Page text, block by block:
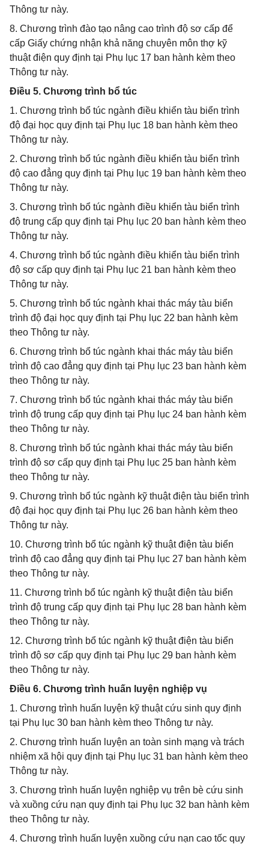
Thông tư này.
8. Chương trình đào tạo nâng cao trình độ sơ cấp để
cấp Giấy chứng nhận khả năng chuyên môn thợ kỹ
thuật điện quy định tại Phụ lục 17 ban hành kèm theo
Thông tư này.
Điều 5. Chương trình bổ túc
1. Chương trình bổ túc ngành điều khiển tàu biển trình
độ đại học quy định tại Phụ lục 18 ban hành kèm theo
Thông tư này.
2. Chương trình bổ túc ngành điều khiển tàu biển trình
độ cao đẳng quy định tại Phụ lục 19 ban hành kèm theo
Thông tư này.
3. Chương trình bổ túc ngành điều khiển tàu biển trình
độ trung cấp quy định tại Phụ lục 20 ban hành kèm theo
Thông tư này.
4. Chương trình bổ túc ngành điều khiển tàu biển trình
độ sơ cấp quy định tại Phụ lục 21 ban hành kèm theo
Thông tư này.
5. Chương trình bổ túc ngành khai thác máy tàu biển
trình độ đại học quy định tại Phụ lục 22 ban hành kèm
theo Thông tư này.
6. Chương trình bổ túc ngành khai thác máy tàu biển
trình độ cao đẳng quy định tại Phụ lục 23 ban hành kèm
theo Thông tư này.
7. Chương trình bổ túc ngành khai thác máy tàu biển
trình độ trung cấp quy định tại Phụ lục 24 ban hành kèm
theo Thông tư này.
8. Chương trình bổ túc ngành khai thác máy tàu biển
trình độ sơ cấp quy định tại Phụ lục 25 ban hành kèm
theo Thông tư này.
9. Chương trình bổ túc ngành kỹ thuật điện tàu biển trình
độ đại học quy định tại Phụ lục 26 ban hành kèm theo
Thông tư này.
10. Chương trình bổ túc ngành kỹ thuật điện tàu biển
trình độ cao đẳng quy định tại Phụ lục 27 ban hành kèm
theo Thông tư này.
11. Chương trình bổ túc ngành kỹ thuật điện tàu biển
trình độ trung cấp quy định tại Phụ lục 28 ban hành kèm
theo Thông tư này.
12. Chương trình bổ túc ngành kỹ thuật điện tàu biển
trình độ sơ cấp quy định tại Phụ lục 29 ban hành kèm
theo Thông tư này.
Điều 6. Chương trình huấn luyện nghiệp vụ
1. Chương trình huấn luyện kỹ thuật cứu sinh quy định
tại Phụ lục 30 ban hành kèm theo Thông tư này.
2. Chương trình huấn luyện an toàn sinh mạng và trách
nhiệm xã hội quy định tại Phụ lục 31 ban hành kèm theo
Thông tư này.
3. Chương trình huấn luyện nghiệp vụ trên bè cứu sinh
và xuồng cứu nạn quy định tại Phụ lục 32 ban hành kèm
theo Thông tư này.
4. Chương trình huấn luyện xuồng cứu nạn cao tốc quy